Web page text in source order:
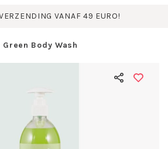
VANAF 49 EURO!
Body Wash